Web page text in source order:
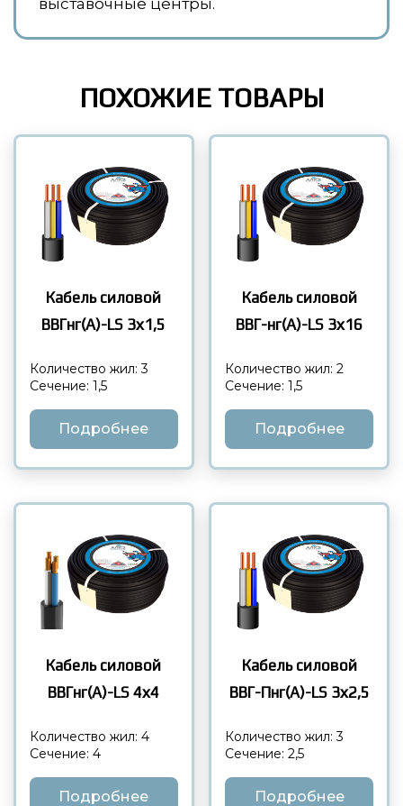
выставочные центры.
ПОХОЖИЕ ТОВАРЫ
Кабель силовой
ВВГнг(А)-LS 3х1,5
Количество жил: 3
Сечение: 1,5
Подробнее
Кабель силовой
ВВГ-нг(А)-LS 3х16
Количество жил: 2
Сечение: 1,5
Подробнее
Кабель силовой
ВВГнг(А)-LS 4х4
Количество жил: 4
Сечение: 4
Подробнее
Кабель силовой
ВВГ-Пнг(А)-LS 3х2,5
Количество жил: 3
Сечение: 2,5
Подробнее